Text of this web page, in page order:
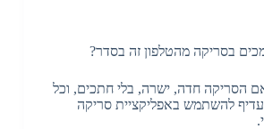
בסריקה מהטלפון זה בסדר?
הסריקה חדה, ישרה, בלי חתכים, וכל
להשתמש באפליקציית סריקה